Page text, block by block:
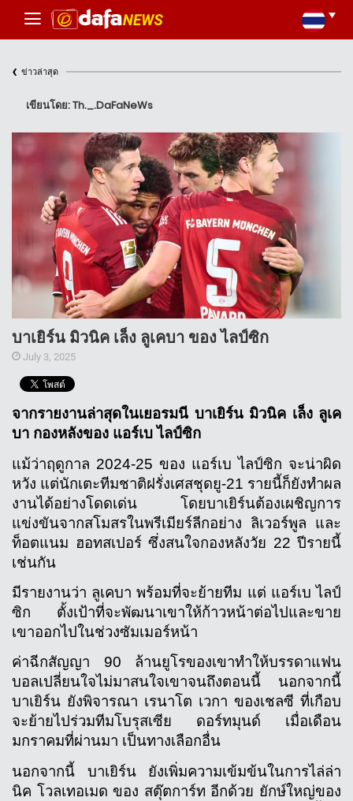
‹ ข่าวล่าสุด
เขียนโดย: Th._.DaFaNeWs
บาเยิร์น มิวนิค เล็ง ลูเคบา ของ ไลป์ซิก
July 3, 2025
จากรายงานล่าสุดในเยอรมนี บาเยิร์น มิวนิค เล็ง ลูเค
บา กองหลังของ แอร์เบ ไลป์ซิก
แม้ว่าฤดูกาล 2024-25 ของ แอร์เบ ไลป์ซิก จะน่าผิด
หวัง แต่นักเตะทีมชาติฝรั่งเศสชุดยู-21 รายนี้ก็ยังทำผล
งานได้อย่างโดดเด่น โดยบาเยิร์นต้องเผชิญการ
แข่งขันจากสโมสรในพรีเมียร์ลีกอย่าง ลิเวอร์พูล และ
ท็อตแนม ฮอทสเปอร์ ซึ่งสนใจกองหลังวัย 22 ปีรายนี้
เช่นกัน
มีรายงานว่า ลูเคบา พร้อมที่จะย้ายทีม แต่ แอร์เบ ไลป์
ซิก ตั้งเป้าที่จะพัฒนาเขาให้ก้าวหน้าต่อไปและขาย
เขาออกไปในช่วงซัมเมอร์หน้า
ค่าฉีกสัญญา 90 ล้านยูโรของเขาทำให้บรรดาแฟน
บอลเปลี่ยนใจไม่มาสนใจเขาจนถึงตอนนี้ นอกจากนี้
บาเยิร์น ยังพิจารณา เรนาโต เวกา ของเชลซี ที่เกือบ
จะย้ายไปร่วมทีมโบรุสเซีย ดอร์ทมุนด์ เมื่อเดือน
มกราคมที่ผ่านมา เป็นทางเลือกอื่น
นอกจากนี้ บาเยิร์น ยังเพิ่มความเข้มข้นในการไล่ล่า
นิค โวลเทอเมด ของ สตุ๊ตการ์ท อีกด้วย ยักษ์ใหญ่ของ